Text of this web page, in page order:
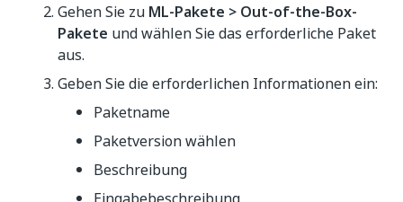
Gehen Sie zu ML-Pakete > Out-of-the-Box-
Pakete und wählen Sie das erforderliche Paket
aus.
Geben Sie die erforderlichen Informationen ein:
Paketname
Paketversion wählen
Beschreibung